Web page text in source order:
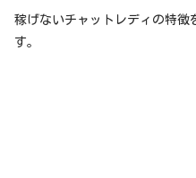
稼げないチャットレディの特徴
す。